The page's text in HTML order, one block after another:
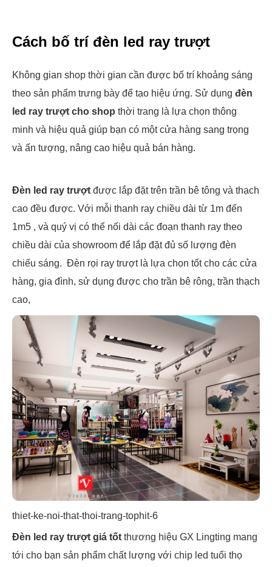
Cách bố trí đèn led ray trượt
Không gian shop thời gian cần được bố trí khoảng sáng
theo sản phẩm trưng bày để tạo hiệu ứng. Sử dụng đèn
led ray trượt cho shop thời trang là lựa chọn thông
minh và hiệu quả giúp bạn có một cửa hàng sang trọng
và ấn tượng, nâng cao hiệu quả bán hàng.
Đèn led ray trượt được lắp đặt trên trần bê tông và thạch
cao đều được. Với mỗi thanh ray chiều dài từ 1m đến
1m5 , và quý vị có thể nối dài các đoạn thanh ray theo
chiều dài của showroom để lắp đặt đủ số lượng đèn
chiếu sáng. Đèn rọi ray trượt là lựa chọn tốt cho các cửa
hàng, gia đình, sử dụng được cho trần bê rông, trần thạch
cao,
thiet-ke-noi-that-thoi-trang-tophit-6
Đèn led ray trượt giá tốt thương hiệu GX Lingting mang
tới cho bạn sản phẩm chất lượng với chip led tuổi thọ